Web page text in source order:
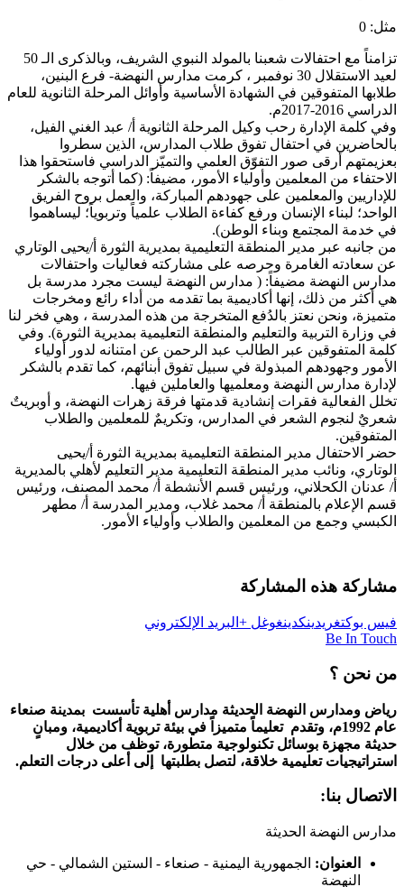
مثل: 0
تزامناً مع احتفالات شعبنا بالمولد النبوي الشريف، وبالذكرى الـ 50
لعيد الاستقلال 30 نوفمبر ، كرمت مدارس النهضة- فرع البنين،
طلابها المتفوقين في الشهادة الأساسية وأوائل المرحلة الثانوية للعام
الدراسي 2016-2017م.
وفي كلمة الإدارة رحب وكيل المرحلة الثانوية أ/ عبد الغني الفيل،
بالحاضرين في احتفال تفوق طلاب المدارس، الذين سطروا
بعزيمتهم أرقى صور التفوّق العلمي والتميّز الدراسي فاستحقوا هذا
الاحتفاء من المعلمين وأولياء الأمور، مضيفاً: (كما أتوجه بالشكر
للإداريين والمعلمين على جهودهم المباركة، والعمل بروح الفريق
الواحد؛ لبناء الإنسان ورفع كفاءة الطلاب علمياً وتربوياً؛ ليساهموا
في خدمة المجتمع وبناء الوطن).
من جانبه عبر مدير المنطقة التعليمية بمديرية الثورة أ/يحيى الوتاري
عن سعادته الغامرة وحرصه على مشاركته فعاليات واحتفالات
مدارس النهضة مضيفاً: ( مدارس النهضة ليست مجرد مدرسة بل
هي أكثر من ذلك، إنها أكاديمية بما تقدمه من أداء رائع ومخرجات
متميزة، ونحن نعتز بالدُفع المتخرجة من هذه المدرسة ، وهي فخر لنا
في وزارة التربية والتعليم والمنطقة التعليمية بمديرية الثورة). وفي
كلمة المتفوقين عبر الطالب عبد الرحمن عن امتنانه لدور أولياء
الأمور وجهودهم المبذولة في سبيل تفوق أبنائهم، كما تقدم بالشكر
لإدارة مدارس النهضة ومعلميها والعاملين فيها.
تخلل الفعالية فقرات إنشادية قدمتها فرقة زهرات النهضة، و أوبريتٌ
شعريٌ لنجوم الشعر في المدارس، وتكريمٌ للمعلمين والطلاب
المتفوقين.
حضر الاحتفال مدير المنطقة التعليمية بمديرية الثورة أ/يحيى
الوتاري، ونائب مدير المنطقة التعليمية مدير التعليم لأهلي بالمديرية
أ/ عدنان الكحلاني، ورئيس قسم الأنشطة أ/ محمد المصنف، ورئيس
قسم الإعلام بالمنطقة أ/ محمد غلاب، ومدير المدرسة أ/ مطهر
الكبسي وجمع من المعلمين والطلاب وأولياء الأمور.
مشاركة هذه المشاركة
فيس بوكتغريدينكدينغوغل + البريد الإلكتروني
Be In Touch
من نحن ؟
رياض ومدارس النهضة الحديثة مدارس أهلية تأسست بمدينة صنعاء
عام 1992م، وتقدم تعليماً متميزاً في بيئة تربوية أكاديمية، ومبانٍ
حديثة مجهزة بوسائل تكنولوجية متطورة، توظف من خلال
استراتيجيات تعليمية خلاقة، لتصل بطلبتها إلى أعلى درجات التعلم.
الاتصال بنا:
مدارس النهضة الحديثة
العنوان: الجمهورية اليمنية - صنعاء - الستين الشمالي - حي
النهضة